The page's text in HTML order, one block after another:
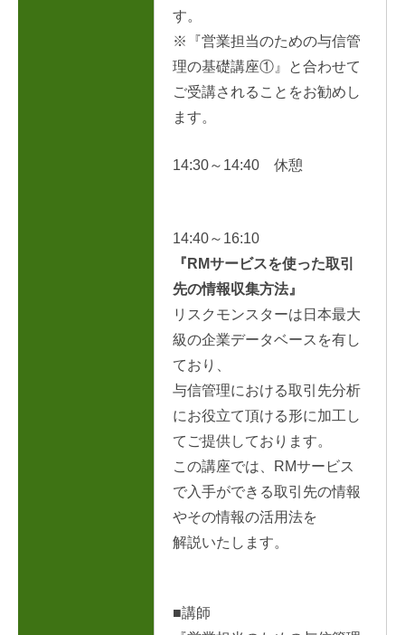
す。
※
『営業担当のための与信管
理の基礎講座①』と合わせて
ご受講されることをお勧めし
ます。
14:30～14:40 休憩
14:40～16:10
『RMサービスを使った取引
先の情報収集方法』
リスクモンスターは日本最大
級の企業データベースを有し
ており、
与信管理における取引先分析
にお役立て頂ける形に加工し
てご提供しております。
この講座では、RMサービス
で入手ができる取引先の情報
やその情報の活用法を
解説いたします。
■講師